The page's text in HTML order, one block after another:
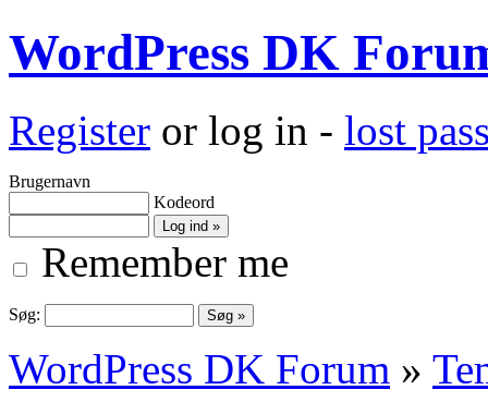
WordPress DK
Register or log in - lost
Brugernavn
Kodeord
Remember me
Søg:
WordPress DK Forum »